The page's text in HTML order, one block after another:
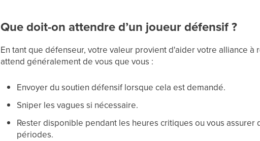
Que doit-on attendre d’un joueur défensif ?
En tant que défenseur, votre valeur provient d'aider votre alliance
attend généralement de vous que vous :
Envoyer du soutien défensif lorsque cela est demandé.
Sniper les vagues si nécessaire.
Rester disponible pendant les heures critiques ou vous assurer
périodes.